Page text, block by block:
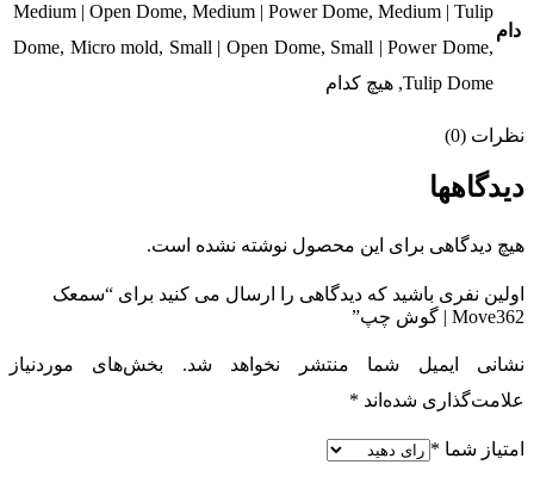
دام
Medium | Open Dome, Medium | Power Dome, Medium | Tulip
Dome, Micro mold, Small | Open Dome, Small | Power Dome,
Tulip Dome, هیچ کدام
نظرات (0)
دیدگاهها
هیچ دیدگاهی برای این محصول نوشته نشده است.
اولین نفری باشید که دیدگاهی را ارسال می کنید برای “سمعک
Move362 | گوش چپ”
نشانی ایمیل شما منتشر نخواهد شد.
بخش‌های موردنیاز
علامت‌گذاری شده‌اند *
امتیاز شما *